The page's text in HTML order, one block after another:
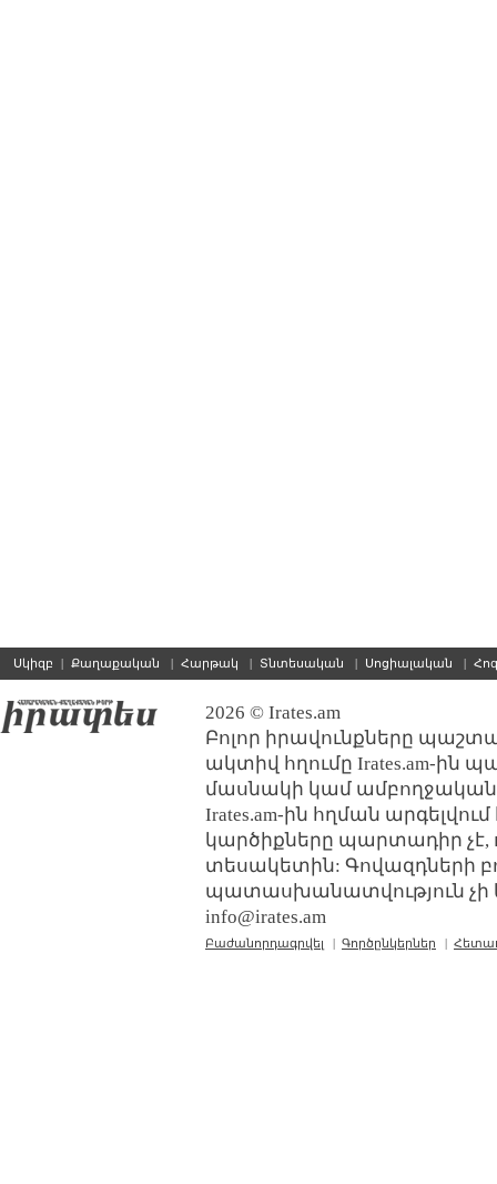
Սկիզբ | Քաղաքական | Հարթակ | Տնտեսական | Սոցիալական |
2026 © Irates.am
Բոլոր իրավունքները
ակտիվ հղումը Irates.am-ին
մասնակի կամ ամբողջական
Irates.am-ին հղման
կարծիքները պարտադիր չէ,
տեսակետին: Գովազդների
պատասխանատվություն չի
info@irates.am
Բաժանորդագրվել | Գործընկերներ |